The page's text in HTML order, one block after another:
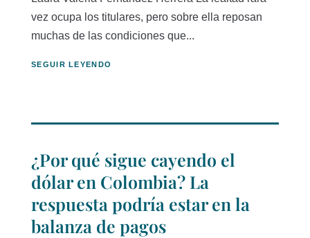
vez ocupa los titulares, pero sobre ella reposan
muchas de las condiciones que...
SEGUIR LEYENDO
¿Por qué sigue cayendo el
dólar en Colombia? La
respuesta podría estar en la
balanza de pagos